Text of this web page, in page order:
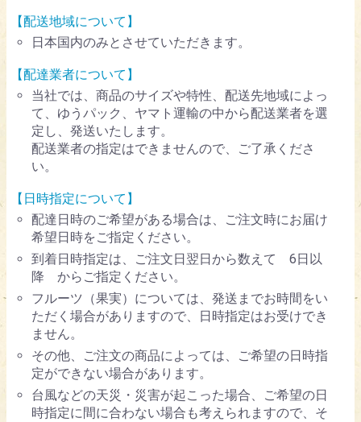
【配送地域について】
日本国内のみとさせていただきます。
【配達業者について】
当社では、商品のサイズや特性、配送先地域によっ
て、ゆうパック、ヤマト運輸の中から配送業者を選
定し、発送いたします。
配送業者の指定はできませんので、ご了承くださ
い。
【日時指定について】
配達日時のご希望がある場合は、ご注文時にお届け
希望日時をご指定ください。
到着日時指定は、ご注文日翌日から数えて 6日以
降 からご指定ください。
フルーツ（果実）については、発送までお時間をい
ただく場合がありますので、日時指定はお受けでき
ません。
その他、ご注文の商品によっては、ご希望の日時指
定ができない場合があります。
台風などの天災・災害が起こった場合、ご希望の日
時指定に間に合わない場合も考えられますので、そ